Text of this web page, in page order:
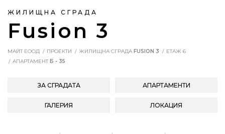
ЖИЛИЩНА СГРАДА
Fusion 3
МАЙТ ЕООД ПРОЕКТИ ЖИЛИЩНА СГРАДА FUSION 3
ЕТАЖ 6
АПАРТАМЕНТБ - 35
ЗА СГРАДАТА АПАРТАМЕНТИ
ГАЛЕРИЯ ЛОКАЦИЯ